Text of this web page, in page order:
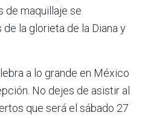
de maquillaje se
la glorieta de la Diana y
a lo grande en México
No dejes de asistir al
que será el sábado 27